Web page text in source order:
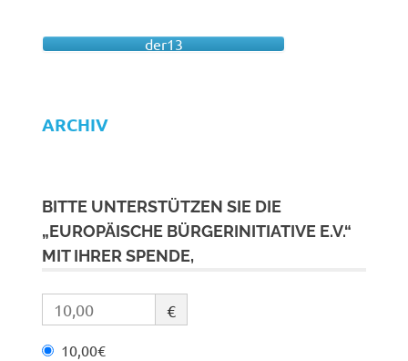
der13
ARCHIV
BITTE UNTERSTÜTZEN SIE DIE
„EUROPÄISCHE BÜRGERINITIATIVE E.V.“
MIT IHRER SPENDE,
€
10,00€